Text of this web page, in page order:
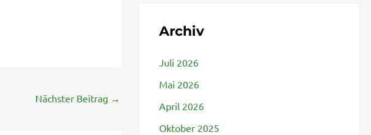
Nächster Beitrag →
Archiv
Juli 2026
Mai 2026
April 2026
Oktober 2025